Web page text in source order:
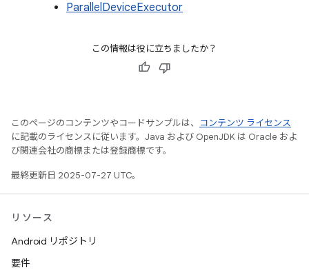
ParallelDeviceExecutor
この情報は役に立ちましたか？
このページのコンテンツやコードサンプルは、
コンテンツ ライセンス
に記載のライセンスに従います。Java および OpenJDK は Oracle およ
び関連会社の商標または登録商標です。
最終更新日 2025-07-27 UTC。
リソース
Android リポジトリ
要件